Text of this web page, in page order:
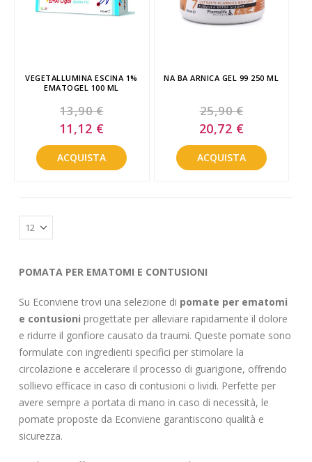
VEGETALLUMINA ESCINA 1%
EMATOGEL 100 ML
13,90 €
Special
Price
11,12 €
ACQUISTA
NA BA ARNICA GEL 99 250 ML
25,90 €
Special
Price
20,72 €
ACQUISTA
POMATA PER EMATOMI E CONTUSIONI
Su Econviene trovi una selezione di pomate per ematomi
e contusioni progettate per alleviare rapidamente il dolore
e ridurre il gonfiore causato da traumi. Queste pomate sono
formulate con ingredienti specifici per stimolare la
circolazione e accelerare il processo di guarigione, offrendo
sollievo efficace in caso di contusioni o lividi. Perfette per
avere sempre a portata di mano in caso di necessità, le
pomate proposte da Econviene garantiscono qualità e
sicurezza.